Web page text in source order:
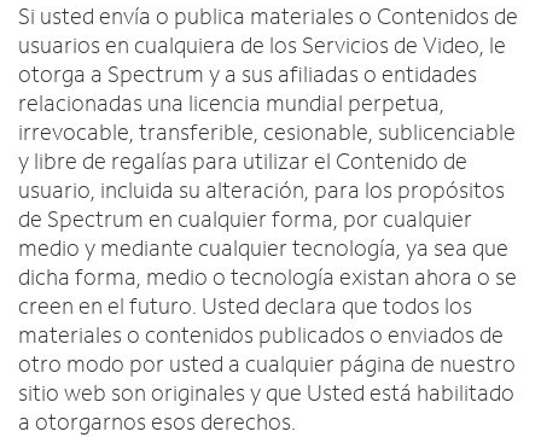
Si usted envía o publica materiales o Contenidos de
usuarios en cualquiera de los Servicios de Video, le
otorga a Spectrum y a sus afiliadas o entidades
relacionadas una licencia mundial perpetua,
irrevocable, transferible, cesionable, sublicenciable
y libre de regalías para utilizar el Contenido de
usuario, incluida su alteración, para los propósitos
de Spectrum en cualquier forma, por cualquier
medio y mediante cualquier tecnología, ya sea que
dicha forma, medio o tecnología existan ahora o se
creen en el futuro. Usted declara que todos los
materiales o contenidos publicados o enviados de
otro modo por usted a cualquier página de nuestro
sitio web son originales y que Usted está habilitado
a otorgarnos esos derechos.